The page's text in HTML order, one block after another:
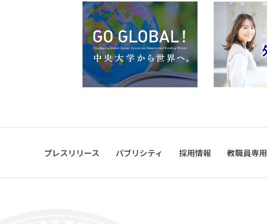
プレスリリース パブリシティ 採用情報 教職員専用